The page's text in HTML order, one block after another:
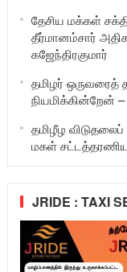
தேசிய மக்கள்
தீர்மானம்சார்
கஜேந்திரகுமார்
தமிழர் ஒருவரைத்
நியமிக்கின்றேன் –
தமிழீழ
மகள்
JRIDE : TAXI